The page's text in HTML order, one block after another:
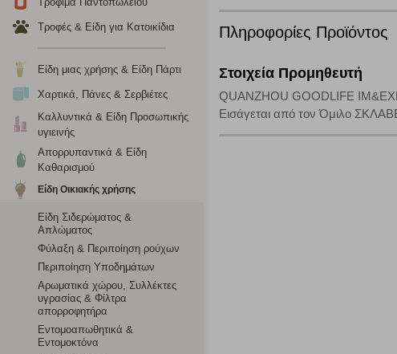
Τροφές & Είδη για Κατοικίδια
Είδη μιας χρήσης & Είδη Πάρτι
Χαρτικά, Πάνες & Σερβιέτες
Καλλυντικά & Είδη Προσωπικής
υγιεινής
Απορρυπαντικά & Είδη
Καθαρισμού
Είδη Οικιακής χρήσης
Είδη Σιδερώματος &
Απλώματος
Φύλαξη & Περιποίηση ρούχων
Περιποίηση Υποδημάτων
Αρωματικά χώρου, Συλλέκτες
υγρασίας & Φίλτρα
απορροφητήρα
Εντομοαπωθητικά &
Εντομοκτόνα
Πληροφορίες Προϊόντος
Στοιχεία Προμηθευτή
QUANZHOU GOODLIFE
Εισάγεται από τον Όμιλο
το πρόγραμμα περιήγησης και τη συσκευή σας. Αν δεν επιλέξετε
Η συγκεκριμένη κατηγορία cookies μας δίνει τη δυνατότητα να
να γνωρίζουμε ποιες σελίδες είναι περισσότερο, ή λιγότερο
τα cookies είναι συγκεντρωτικές και, συνεπώς, ανώνυμες. Αν
Απολύτως απαραίτητα cookies
Η συγκεκριμένη κατηγορία cookies είναι απαραίτητη για τη